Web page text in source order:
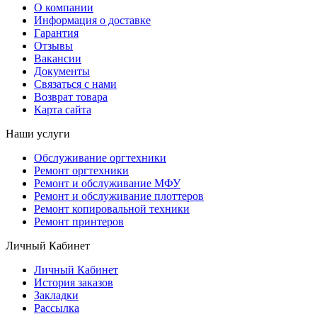
О компании
Информация о доставке
Гарантия
Отзывы
Вакансии
Документы
Связаться с нами
Возврат товара
Карта сайта
Наши услуги
Обслуживание оргтехники
Ремонт оргтехники
Ремонт и обслуживание МФУ
Ремонт и обслуживание плоттеров
Ремонт копировальной техники
Ремонт принтеров
Личный Кабинет
Личный Кабинет
История заказов
Закладки
Рассылка